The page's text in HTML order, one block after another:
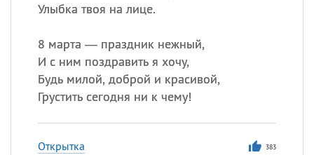
Улыбка твоя на лице.
8 марта — праздник нежный,
И с ним поздравить я хочу,
Будь милой, доброй и красивой,
Грустить сегодня ни к чему!
Открытка 383